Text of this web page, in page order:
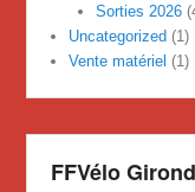
Sorties 2026
Uncategorized (1)
Vente matériel (1)
FFVélo